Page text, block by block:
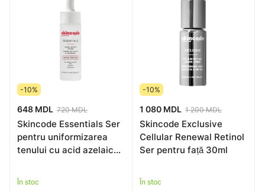
-10%
648 MDL 720 MDL
Skincode Essentials Ser
pentru uniformizarea
tenului cu acid azelaic
În stoc
-10%
1 080 MDL 1 200 MDL
Skincode Exclusive
Cellular Renewal Retinol
Ser pentru față 30ml
În stoc